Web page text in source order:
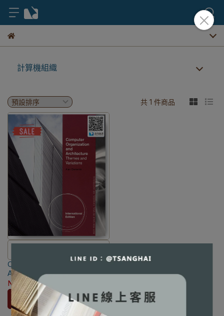
計算機組織
共 1 件商品
瑕疵換書不提供退貨與退款
✅訂購數量5本以上另有優惠，請
洽LINE客服訂購
Computer Organization and
Architecture: Themes and
Variations [Clements]
9781111987084
NT$1,064NT$1,120
加入購物車